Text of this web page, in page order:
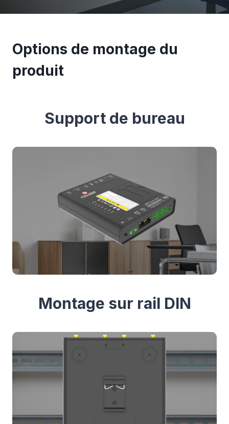
Options de montage du
produit
Support de bureau
Montage sur rail DIN